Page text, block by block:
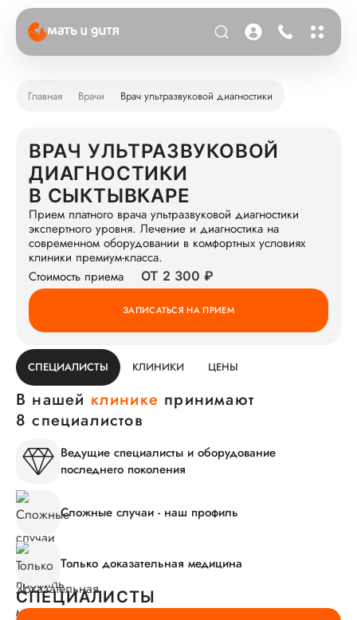
Главная Врачи Врач ультразвуковой диагностики
ВРАЧ УЛЬТРАЗВУКОВОЙ
ДИАГНОСТИКИ
В СЫКТЫВКАРЕ
Прием платного врача ультразвуковой диагностики
экспертного уровня. Лечение и диагностика на
современном оборудовании в комфортных условиях
клиники премиум-класса.
Стоимость приема
ОТ 2 300 ₽
ЗАПИСАТЬСЯ НА ПРИЕМ
СПЕЦИАЛИСТЫ КЛИНИКИ ЦЕНЫ
В нашей клинике принимают
8 специалистов
Ведущие специалисты и оборудование
последнего поколения
Сложные случаи - наш профиль
Только доказательная медицина
СПЕЦИАЛИСТЫ